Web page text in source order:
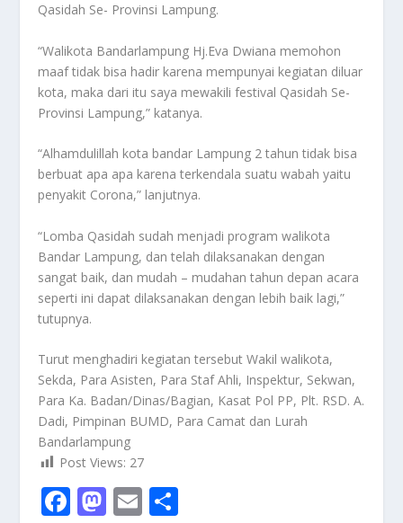
Qasidah Se- Provinsi Lampung.
“Walikota Bandarlampung Hj.Eva Dwiana memohon
maaf tidak bisa hadir karena mempunyai kegiatan diluar
kota, maka dari itu saya mewakili festival Qasidah Se-
Provinsi Lampung,” katanya.
“Alhamdulillah kota bandar Lampung 2 tahun tidak bisa
berbuat apa apa karena terkendala suatu wabah yaitu
penyakit Corona,” lanjutnya.
“Lomba Qasidah sudah menjadi program walikota
Bandar Lampung, dan telah dilaksanakan dengan
sangat baik, dan mudah – mudahan tahun depan acara
seperti ini dapat dilaksanakan dengan lebih baik lagi,”
tutupnya.
Turut menghadiri kegiatan tersebut Wakil walikota,
Sekda, Para Asisten, Para Staf Ahli, Inspektur, Sekwan,
Para Ka. Badan/Dinas/Bagian, Kasat Pol PP, Plt. RSD. A.
Dadi, Pimpinan BUMD, Para Camat dan Lurah
Bandarlampung
Post Views: 27
F M E